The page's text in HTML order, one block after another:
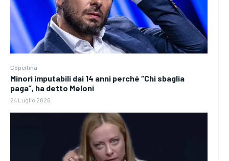
Copertina
Minori imputabili dai 14 anni perché “Chi sbaglia
paga”, ha detto Meloni
24 Luglio 2026